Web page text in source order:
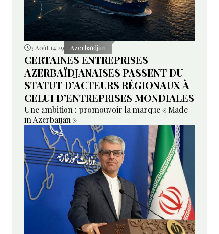
3 Août 14:29 Azerbaïdjan
CERTAINES ENTREPRISES
AZERBAÏDJANAISES PASSENT DU
STATUT D’ACTEURS RÉGIONAUX À
CELUI D’ENTREPRISES MONDIALES
Une ambition : promouvoir la marque « Made
in Azerbaijan »